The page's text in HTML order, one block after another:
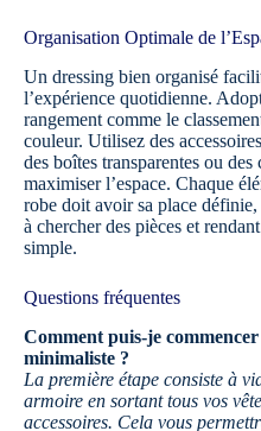
Organisation Optimale de
Un dressing bien organisé
l’expérience quotidienne.
rangement comme le
couleur. Utilisez des
des boîtes transparentes ou
maximiser l’espace. Chaque
robe doit avoir sa place définie,
à chercher des pièces et
simple.
Questions fréquentes
Comment puis-je
minimaliste ?
La première étape consiste à
armoire en sortant tous vos
accessoires. Cela vous